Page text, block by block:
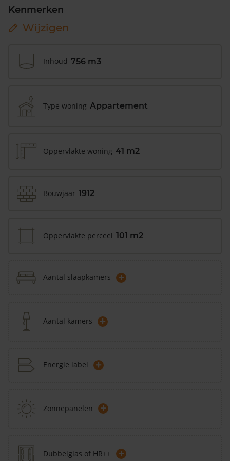
Kenmerken
Wijzigen
Inhoud 756 m3
Type woning Appartement
Oppervlakte woning 41 m2
Bouwjaar 1912
Oppervlakte perceel 101 m2
Aantal slaapkamers +
Aantal kamers +
Energie label +
Zonnepanelen +
Dubbelglas of HR++ +